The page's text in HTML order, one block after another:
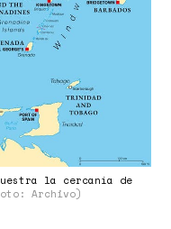
la cercanía de
Archivo)